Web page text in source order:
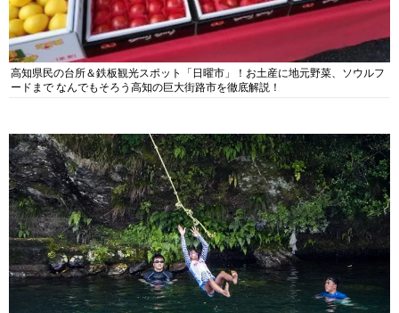
高知県民の台所＆鉄板観光スポット「日曜市」！お土産に地元野菜、ソウルフ
ードまで なんでもそろう高知の巨大街路市を徹底解説！